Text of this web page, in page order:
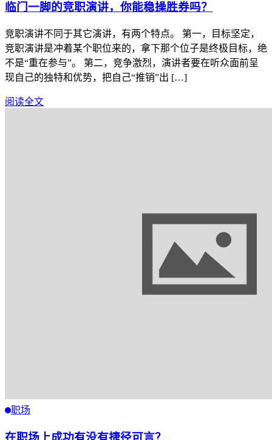
临门一脚的竞职演讲，你能稳操胜券吗？
竞职演讲不同于其它演讲，有两个特点。 第一，目标坚定，
竞职演讲是冲着某个职位来的，拿下那个位子是终极目标，绝
不是“重在参与”。 第二，竞争激烈，演讲者要在听众面前呈
现自己的独特和优势，把自己“推销”出 […]
阅读全文
职场
在职场上成功有没有捷径可言？